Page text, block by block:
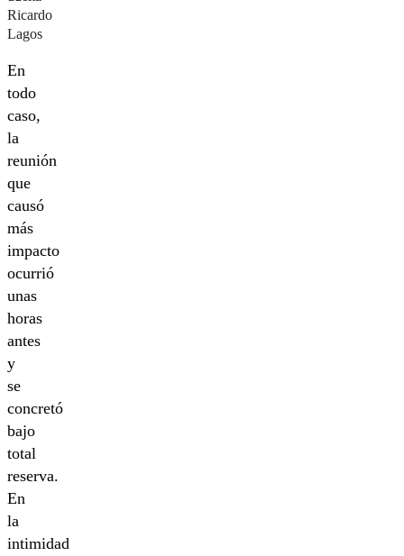
Ricardo
Lagos
En
todo
caso,
la
reunión
que
causó
más
impacto
ocurrió
unas
horas
antes
y
se
concretó
bajo
total
reserva.
En
la
intimidad